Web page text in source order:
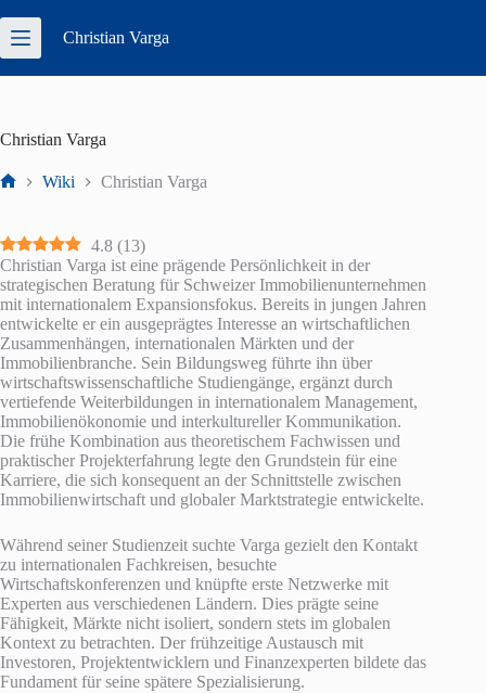
Inhalt
springen
Christian Varga
Christian Varga
Wiki Christian Varga
4.8 (13)
Christian Varga ist eine prägende Persönlichkeit in der
strategischen Beratung für Schweizer Immobilienunternehmen
mit internationalem Expansionsfokus. Bereits in jungen Jahren
entwickelte er ein ausgeprägtes Interesse an wirtschaftlichen
Zusammenhängen, internationalen Märkten und der
Immobilienbranche. Sein Bildungsweg führte ihn über
wirtschaftswissenschaftliche Studiengänge, ergänzt durch
vertiefende Weiterbildungen in internationalem Management,
Immobilienökonomie und interkultureller Kommunikation.
Die frühe Kombination aus theoretischem Fachwissen und
praktischer Projekterfahrung legte den Grundstein für eine
Karriere, die sich konsequent an der Schnittstelle zwischen
Immobilienwirtschaft und globaler Marktstrategie entwickelte.
Während seiner Studienzeit suchte Varga gezielt den Kontakt
zu internationalen Fachkreisen, besuchte
Wirtschaftskonferenzen und knüpfte erste Netzwerke mit
Experten aus verschiedenen Ländern. Dies prägte seine
Fähigkeit, Märkte nicht isoliert, sondern stets im globalen
Kontext zu betrachten. Der frühzeitige Austausch mit
Investoren, Projektentwicklern und Finanzexperten bildete das
Fundament für seine spätere Spezialisierung.